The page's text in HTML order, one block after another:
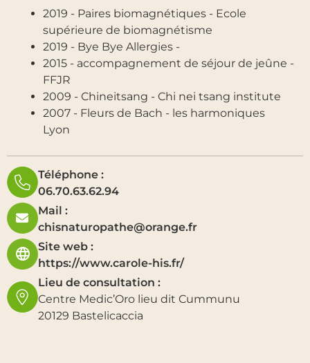
2019 - Paires biomagnétiques - Ecole
supérieure de biomagnétisme
2019 - Bye Bye Allergies -
2015 - accompagnement de séjour de jeûne -
FFJR
2009 - Chineitsang - Chi nei tsang institute
2007 - Fleurs de Bach - les harmoniques
Lyon
Téléphone :
06.70.63.62.94
Mail :
chisnaturopathe@orange.fr
Site web :
https://www.carole-his.fr/
Lieu de consultation :
Centre Medic’Oro lieu dit Cummunu
20129 Bastelicaccia